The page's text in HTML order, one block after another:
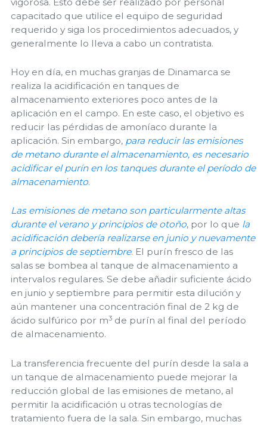
capacitado que utilice el equipo de seguridad
requerido y siga los procedimientos adecuados, y
generalmente lo lleva a cabo un contratista.
Hoy en día, en muchas granjas de Dinamarca se
realiza la acidificación en tanques de
almacenamiento exteriores poco antes de la
aplicación en el campo. En este caso, el objetivo es
reducir las pérdidas de amoníaco durante la
aplicación. Sin embargo, para reducir las emisiones
de metano durante el almacenamiento, es necesario
acidificar el purín en los tanques durante el período de
almacenamiento.
Las emisiones de metano son particularmente altas
durante el verano y principios de otoño, por lo que la
acidificación debería realizarse en junio y nuevamente
a principios de septiembre. El purín fresco de las
salas se bombea al tanque de almacenamiento a
intervalos regulares. Se debe añadir suficiente ácido
en junio y septiembre para permitir esta dilución y
aún mantener una concentración final de 2 kg de
ácido sulfúrico por m3 de purín al final del período
de almacenamiento.
La transferencia frecuente del purín desde la sala a
un tanque de almacenamiento puede mejorar la
reducción global de las emisiones de metano, al
permitir la acidificación u otras tecnologías de
tratamiento fuera de la sala. Sin embargo, muchas